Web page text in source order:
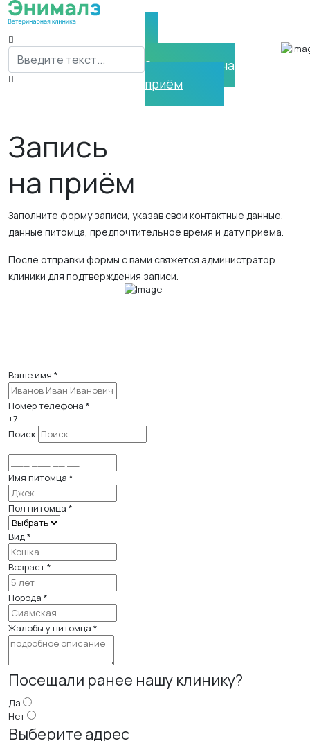
Поиск
Запишитесь на
приём
Запись
на приём
Заполните форму записи, указав свои контактные данные,
данные питомца, предпочтительное время и дату приёма.
После отправки формы с вами свяжется администратор
клиники для подтверждения записи.
Ваше имя *
Номер телефона *
+7
Поиск
Имя питомца *
Пол питомца *
Вид *
Возраст*
Порода *
Жалобы у питомца *
Посещали ранее нашу клинику?
Да
Нет
Выберите адрес